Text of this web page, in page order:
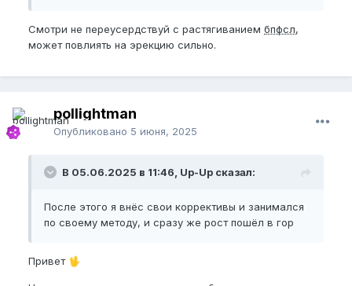
Смотри не переусердствуй с растягиванием бпфсл,
может повлиять на эрекцию сильно.
pollightman
Опубликовано 5 июня, 2025
В 05.06.2025 в 11:46, Up-Up сказал:
После этого я внёс свои коррективы и занимался
по своему методу, и сразу же рост пошёл в гор
Привет 🖖